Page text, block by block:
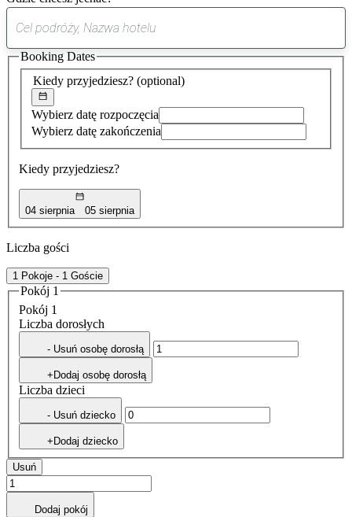
sugestia
została
znaleziona
Kiedy przyjedziesz? (optional)
Wybierz datę rozpoczęcia
Wybierz datę zakończenia
Kiedy przyjedziesz?
04 sierpnia 05 sierpnia
Booking Dates
Liczba gości
1 Pokoje - 1 Goście
Pokój 1
Pokój 1
Liczba dorosłych
- Usuń osobę dorosłą
+Dodaj osobę dorosłą
Liczba dzieci
- Usuń dziecko
+Dodaj dziecko
Usuń
Dodaj pokój